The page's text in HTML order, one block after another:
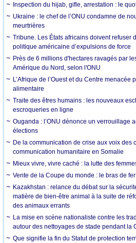
Inspection du hijab, gifle, arrestation : le
Ukraine : le chef de l’ONU condamne de
meurtrières
Tribune. Les États africains doivent refuser
politique américaine d’expulsions de force
Près de 6 millions d'hectares ravagés par
Amérique du Nord, selon l'ONU
L’Afrique de l’Ouest et du Centre menacée
alimentaire
Traite des êtres humains : les nouveaux
escroqueries en ligne
Ouganda : l’ONU dénonce un verrouillage
élections
De la communication de crise aux voix des
communication humanitaire en Somalie
Mieux vivre, vivre caché : la lutte des
Vente de la Coupe du monde : le bras de fer
Kazakhstan : relance du débat sur la
matière de bien-être animal à la suite de
des animaux errants
La mise en scène nationaliste contre les
autour des nettoyages de stade pendant la
Que signifie la fin du Statut de protection